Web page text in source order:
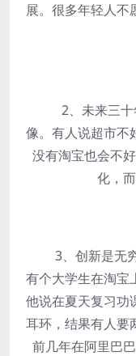
展。很多年轻人不
2、未来三十
像。有人说超市不
没有淘宝也会不
化，
3、创新是无穷
有个大学生在淘宝
他说在夏天复习功
耳环，结果有人要
前几年在阿里巴